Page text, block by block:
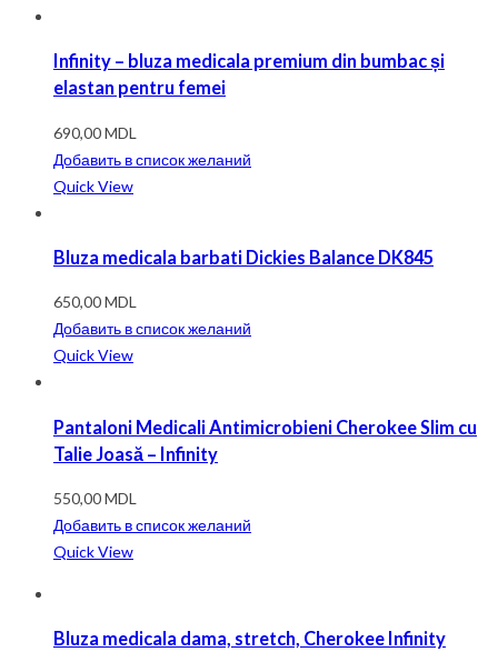
Infinity – bluza medicala premium din bumbac și
elastan pentru femei
690,00MDL
Добавить в список желаний
Quick View
Bluza medicala barbati Dickies Balance DK845
650,00MDL
Добавить в список желаний
Quick View
Pantaloni Medicali Antimicrobieni Cherokee Slim cu
Talie Joasă – Infinity
550,00MDL
Добавить в список желаний
Quick View
Bluza medicala dama, stretch, Cherokee Infinity